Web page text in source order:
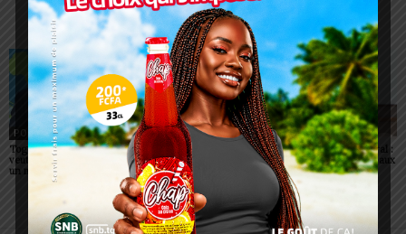
ARTICLES CONNEXES PLUS DE L'AUTEUR
POLITIQUE
Togo: Faure Gnassingbé
veut faire du ciel africain
un moteur de prospérité
POLITIQUE
Togo : visa supprimé pour
tous les Africains
POLITIQUE
Togo/ Corps préfectoral :
neuf nouvelles figures aux
commandes